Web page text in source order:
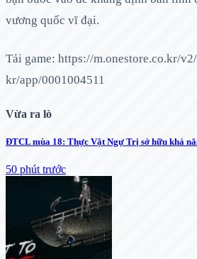
vương quốc vĩ đại.
Tải game: https://m.onestore.co.kr/
kr/app/0001004511
Vừa ra lò
ĐTCL mùa 18: Thực Vật Ngự Trị sở hữu khả
50 phút trước